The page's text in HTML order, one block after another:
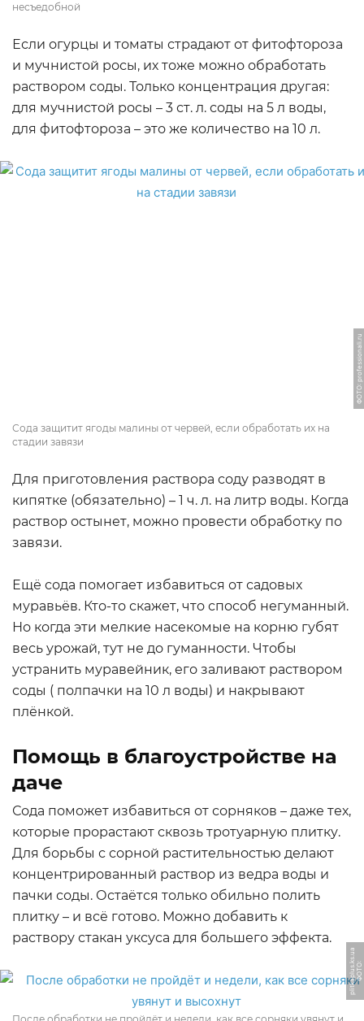
несъедобной
Если огурцы и томаты страдают от фитофтороза
и мучнистой росы, их тоже можно обработать
раствором соды. Только концентрация другая:
для мучнистой росы – 3 ст. л. соды на 5 л воды,
для фитофтороза – это же количество на 10 л.
ФОТО: professionali.ru
Сода защитит ягоды малины от червей, если обработать их на
стадии завязи
Для приготовления раствора соду разводят в
кипятке (обязательно) – 1 ч. л. на литр воды. Когда
раствор остынет, можно провести обработку по
завязи.
Ещё сода помогает избавиться от садовых
муравьёв. Кто-то скажет, что способ негуманный.
Но когда эти мелкие насекомые на корню губят
весь урожай, тут не до гуманности. Чтобы
устранить муравейник, его заливают раствором
соды ( полпачки на 10 л воды) и накрывают
плёнкой.
Помощь в благоустройстве на
даче
Сода поможет избавиться от сорняков – даже тех,
которые прорастают сквозь тротуарную плитку.
Для борьбы с сорной растительностью делают
концентрированный раствор из ведра воды и
пачки соды. Остаётся только обильно полить
плитку – и всё готово. Можно добавить к
раствору стакан уксуса для большего эффекта.
Ф
О
Т
О:
pli
t
k
a
pl
u
s.
k
s.
u
a